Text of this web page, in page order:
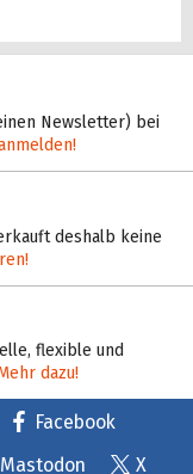
Newsletter) bei
deshalb keine
flexible und
dazu!
Facebook
Mastodon X